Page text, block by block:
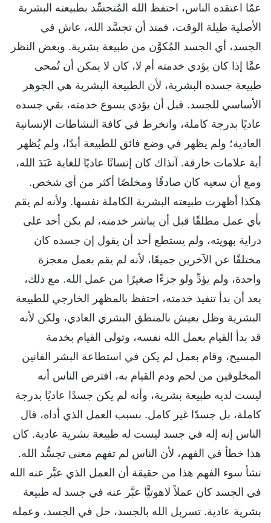
عمّا اعتقده الناس، احتفظ الله المُتجسِّد بطبيعته البشرية
الأصلية طيلة الوقت، فمنذ أن تجسَّد الله، عاش في
الجسد، أي الجسد المُكوَّن من طبيعة بشرية. وبغض النظر
عمَّا إذا كان يؤدي خدمته أم لا، كان لا يمكن أن تُمحى
طبيعة جسده البشرية، لأن الطبيعة البشرية هي الجوهر
الأساسي للجسد. قبل أن يؤدي يسوع خدمته، بقي جسده
عاديًا بدرجة كاملة، وانخرط في كافة النشاطات الإنسانية
العادية؛ ولم يظهر في وضع فائق للطبيعة أبدًا، ولم يُظهر
أية علامات خارقة. آنذاك كان إنسانًا عاديًا للغاية عَبَدَ الله،
ومع أن سعيه كان صادقًا ومخلصًا أكثر من أي شخص.
هكذا أظهرت طبيعته البشرية الكاملة نفسها. ولأنه لم يقم
بأي عمل مطلقًا قبل أن يباشر خدمته، لم يكن أحد على
دراية بهويته، ولم يستطع أحد أن يقول إن جسده كان
مختلفًا عن الآخرين جميعًا، لأنه لم يقم بعمل معجزة
واحدة، ولم يؤدِّ ولو جزءًا صغيرًا من عمل الله. مع ذلك،
بعد أن بدأ تنفيذ خدمته، احتفظ بالمظهر الخارجي للطبيعة
البشرية وظل يعيش بالمنطق البشري العادي، ولكن لأنه
قد بدأ القيام بعمل الله نفسه، وتولى القيام بخدمة
المسيح، وقام بعمل لم يكن في استطاعة البشر الفانين
المخلوقين من لحم ودم القيام به، افترض الناس أنه
ليست لديه طبيعة بشرية، وأنه لم يكن جسدًا عاديًا بدرجة
كاملة، بل جسدًا غير كامل. بسبب العمل الذي أداه، قال
الناس إنه إله في جسد ليست له طبيعة بشرية عادية. كان
هذا خطأ في الفهم، لأن الناس لم تفهم معنى تجسُّد الله.
نشأ سوء الفهم هذا من حقيقة أن العمل الذي عبَّر عنه الله
في الجسد كان عملاً لاهوتيًّا عبَّر عنه في جسد له طبيعة
بشرية عادية. تسربل الله بالجسد، حل في الجسد، وعمله